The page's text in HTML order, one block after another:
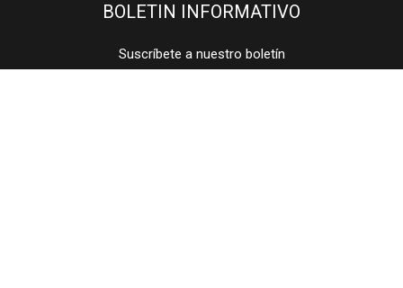
BOLETIN INFORMATIVO
Suscríbete a nuestro boletín